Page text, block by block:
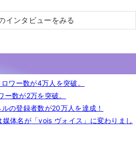
インタビューをみる
ー数が4万人を突破。
数が2万を突破。
の登録者数が20万人を達成！
体名が「vois ヴォイス」に変わりまし